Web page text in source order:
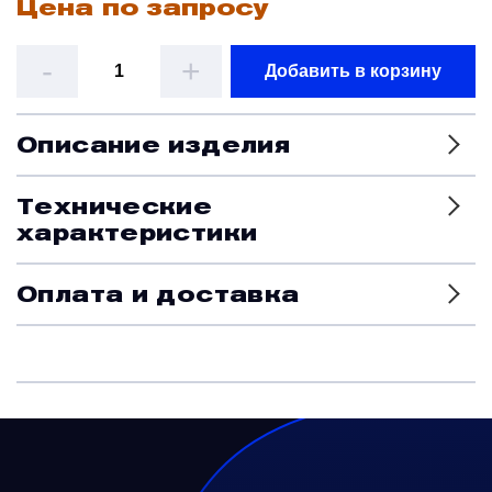
Цена по запросу
- + Добавить в корзину
Описание изделия
Технические
характеристики
Оплата и доставка
Краны и клапаны
Наземное вспомогательное оборудование